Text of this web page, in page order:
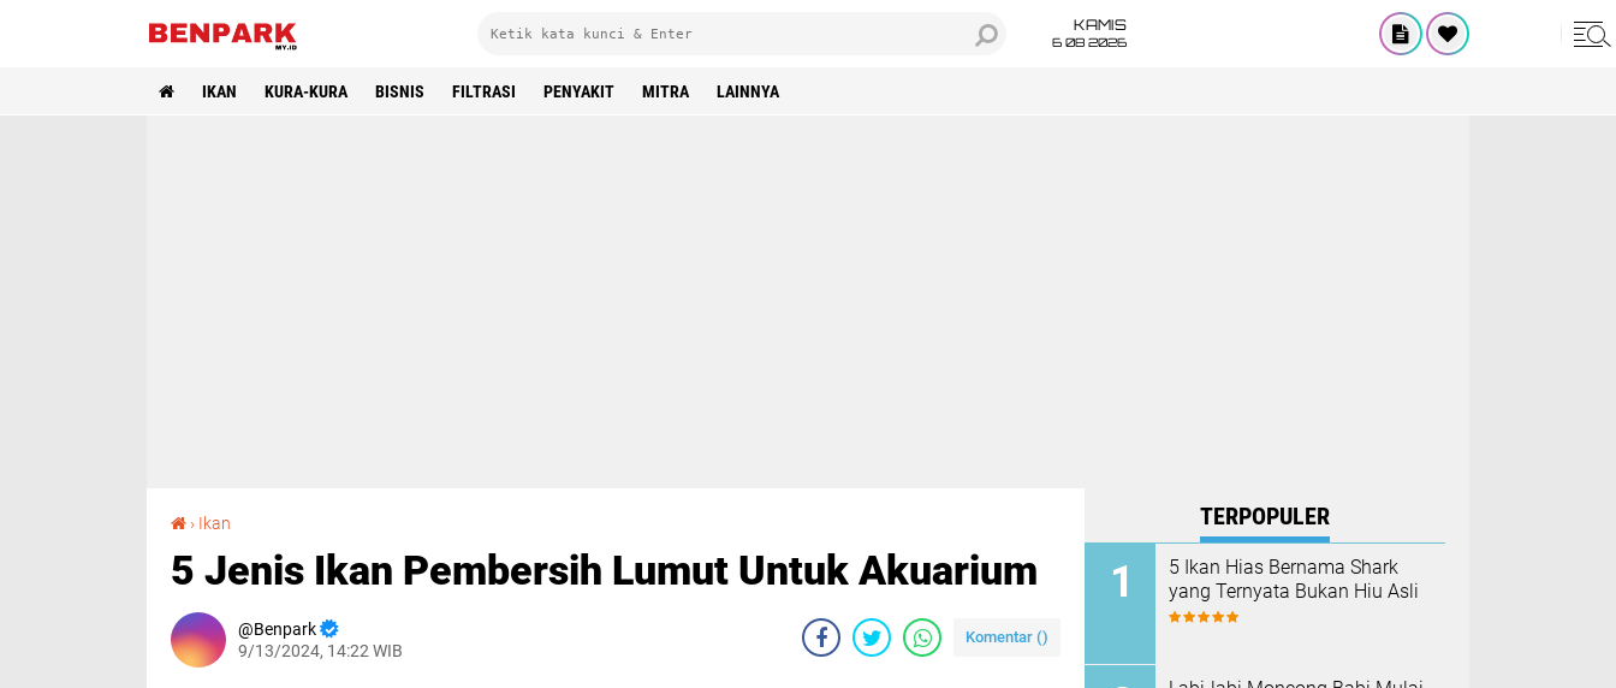
KAMIS
6 08 2026
IKAN KURA-KURA BISNIS FILTRASI PENYAKIT MITRA LAINNYA
› Ikan
5 Jenis Ikan Pembersih Lumut Untuk Akuarium
Benpark
9/13/2024, 14:22 WIB
Komentar ()
TERPOPULER
5 Ikan Hias Bernama Shark
yang Ternyata Bukan Hiu Asli